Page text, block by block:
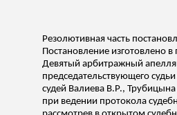
Резолютивная часть
Постановление изготовлено
Девятый арбитражный
председательствующего
судей Валиева В.Р., Трубицына
при ведении протокола